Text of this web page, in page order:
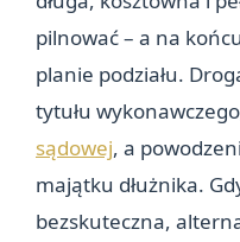
pilnować – a na
planie podziału.
tytułu
sądowej, a
majątku dłużnika.
bezskuteczna,